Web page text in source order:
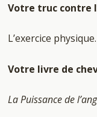
Votre truc contre
L’exercice physique.
Votre livre de
La Puissance de